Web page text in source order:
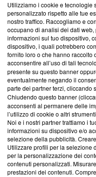
Questa sezione offre
News, sui nostri processi
creare news di qualità.
‘Trust Project - News with
ancora membro del
parte; Trust Project non
conformità agli standard.
Su di noi
Team editoriale
Corporate
Redazione
Informativa Privacy
Utilizziamo i cookie e tecnologie
personalizzato rispetto alle tue
nostro traffico. Raccogliamo e
occupano di analisi dei dati
informazioni sul tuo dispositivo,
dispositivo, i quali potrebbero
fornito loro o che hanno raccolto
acconsentire all’uso di tali
presente su questo banner
eventualmente negando il
parte dei partner terzi, cliccando
Chiudendo questo banner
acconsenti al permanere delle
l’utilizzo di cookie o altri
Noi e i nostri partner trattiamo i
informazioni su dispositivo e/o
selezione della pubblicità.
Utilizzare profili per la selezione
per la personalizzazione dei
contenuti personalizzati.
prestazioni dei contenuti.